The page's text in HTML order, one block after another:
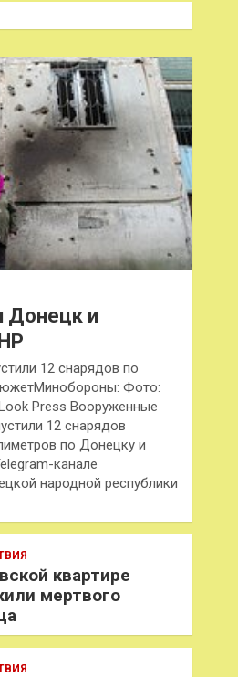
Донецк и
12 снарядов по
Фото:
Press Вооруженные
12 снарядов
по Донецку и
канале
народной республики
квартире
мертвого